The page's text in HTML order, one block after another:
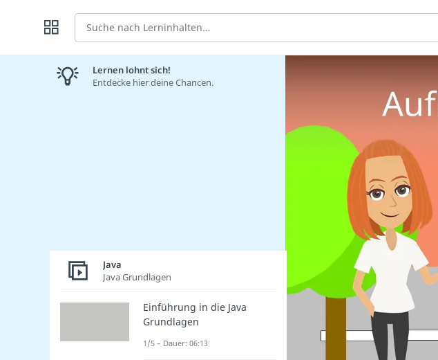
Suche
Lernen lohnt sich!
Entdecke hier deine Chancen.
Java
Java Grundlagen
Einführung in die Java
Grundlagen
1/5 – Dauer: 06:13